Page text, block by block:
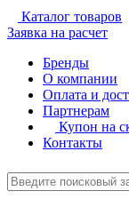
Каталог товаров
Заявка на расчет
Бренды
О компании
Оплата и
Партнерам
Купон на
Контакты